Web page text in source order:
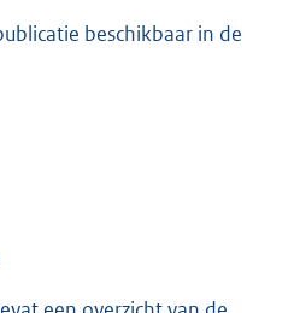
: beschikbaar in de